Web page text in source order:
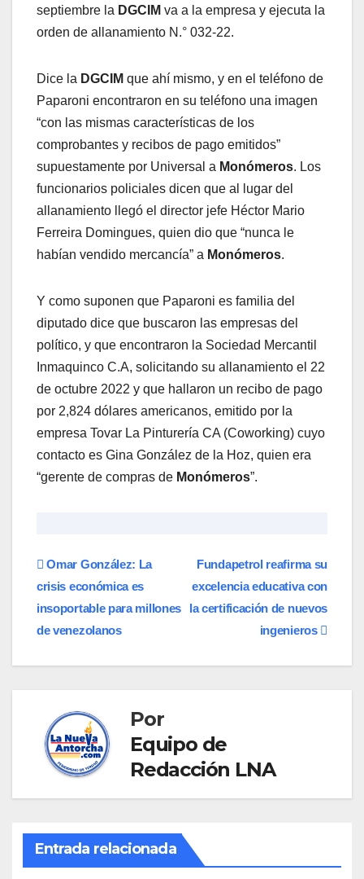
septiembre la DGCIM va a la empresa y ejecuta la
orden de allanamiento N.° 032-22.
Dice la DGCIM que ahí mismo, y en el teléfono de
Paparoni encontraron en su teléfono una imagen
“con las mismas características de los
comprobantes y recibos de pago emitidos”
supuestamente por Universal a Monómeros. Los
funcionarios policiales dicen que al lugar del
allanamiento llegó el director jefe Héctor Mario
Ferreira Domingues, quien dio que “nunca le
habían vendido mercancía” a Monómeros.
Y como suponen que Paparoni es familia del
diputado dice que buscaron las empresas del
político, y que encontraron la Sociedad Mercantil
Inmaquinco C.A, solicitando su allanamiento el 22
de octubre 2022 y que hallaron un recibo de pago
por 2,824 dólares americanos, emitido por la
empresa Tovar La Pinturería CA (Coworking) cuyo
contacto es Gina González de la Hoz, quien era
“gerente de compras de Monómeros”.
Navegación
de
entradas
Fundapetrol reafirma su
excelencia educativa con
la certificación de nuevos
ingenieros
Omar González: La
crisis económica es
insoportable para millones
de venezolanos
Por
Equipo de
Redacción LNA
Entrada relacionada